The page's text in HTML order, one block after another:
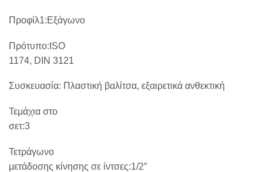
Προφίλ1:Εξάγωνο
Πρότυπο:ISO
1174, DIN 3121
Συσκευασία: Πλαστική βαλίτσα, εξαιρετικά ανθεκτική
Τεμάχια στο
σετ:3
Τετράγωνο
μετάδοσης κίνησης σε ίντσες:1/2″